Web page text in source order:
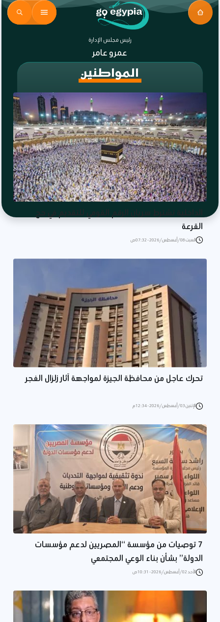
رئيس مجلس الإدارة
عمرو عامر
المواطنين
الداخلية تشترط سريان الرقم القومي للتقديم في حج
القرعة
السبت 08/أغسطس/2026 - 07:32 ص
تحرك عاجل من محافظة الجيزة لمواجهة آثار زلزال الفجر
الإثنين 03/أغسطس/2026 - 12:34 م
7 توصيات من مؤسسة “المصريين لدعم مؤسسات
الدولة” بشأن بناء الوعي المجتمعي
الأحد 02/أغسطس/2026 - 10:31 ص